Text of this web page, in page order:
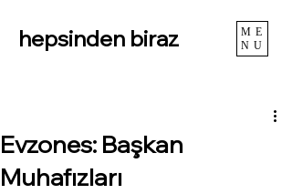
hepsinden biraz
ME
NU
Evzones: Başkan
Muhafızları